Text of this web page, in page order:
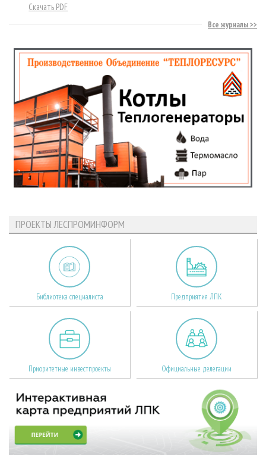
Скачать PDF
Все журналы
ПРОЕКТЫ ЛЕСПРОМИНФОРМ
Библиотека специалиста Предприятия ЛПК
Приоритетные инвестпроекты Официальные делегации